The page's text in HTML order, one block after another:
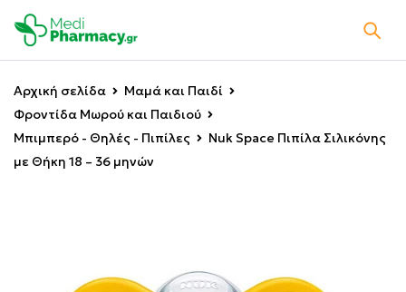
Αρχική σελίδα
Μαμά και Παιδί
Φροντίδα Μωρού και Παιδιού
Μπιμπερό - Θηλές - Πιπίλες
Nuk Space Πιπίλα Σιλικόνης
με Θήκη 18 – 36 μηνών